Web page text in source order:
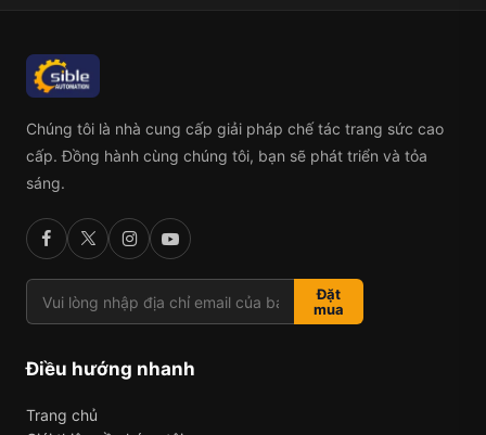
Chúng tôi là nhà cung cấp giải pháp chế tác trang sức cao
cấp. Đồng hành cùng chúng tôi, bạn sẽ phát triển và tỏa
sáng.
Đặt
mua
Điều hướng nhanh
Trang chủ